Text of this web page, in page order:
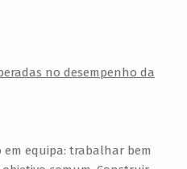
no desempenho da
equipa: trabalhar bem